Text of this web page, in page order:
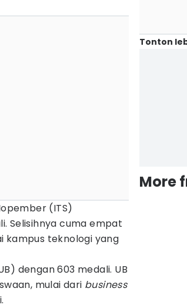
(ITS)
Selisihnya cuma empat
kampus teknologi yang
dengan 603 medali. UB
mulai dari business
Tonton
More